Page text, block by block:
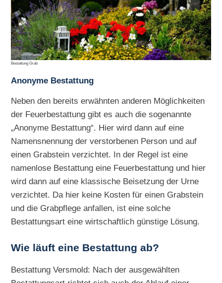
Bestattung Grab
Anonyme Bestattung
Neben den bereits erwähnten anderen Möglichkeiten
der Feuerbestattung gibt es auch die sogenannte
„Anonyme Bestattung“. Hier wird dann auf eine
Namensnennung der verstorbenen Person und auf
einen Grabstein verzichtet. In der Regel ist eine
namenlose Bestattung eine Feuerbestattung und hier
wird dann auf eine klassische Beisetzung der Urne
verzichtet. Da hier keine Kosten für einen Grabstein
und die Grabpflege anfallen, ist eine solche
Bestattungsart eine wirtschaftlich günstige Lösung.
Wie läuft eine Bestattung ab?
Bestattung Versmold: Nach der ausgewählten